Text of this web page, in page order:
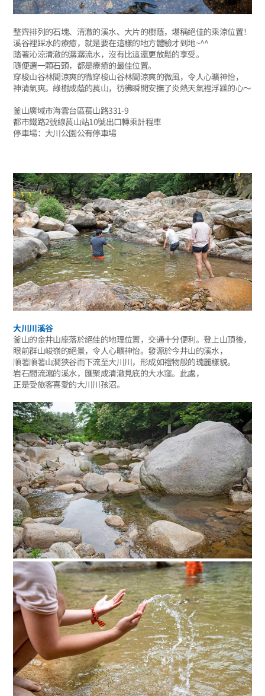
整齊排列的石塊、清澈的溪水、大片的樹蔭，堪稱絕佳的乘涼位置！
溪谷裡踩水的療癒，就是要在這樣的地方體驗才到地~^^
踏著沁涼清澈的潺潺流水，沒有比這還更放鬆的享受。
隨便選一顆石頭，都是療癒的最佳位置。
穿梭山谷林間涼爽的微穿梭山谷林間涼爽的微風，令人心曠神怡，
神清氣爽。綠樹成蔭的萇山，彷彿瞬間安撫了炎熱天氣裡浮躁的心～
釜山廣域市海雲台區萇山路331-9
都市鐵路2號線萇山站10號出口轉乘計程車
停車場：大川公園公有停車場
大川川溪谷
釜山的金井山座落於絕佳的地理位置，交通十分便利。登上山頂後，
眼前群山峻嶺的絕景，令人心曠神怡。發源於今井山的溪水，
順著順著山澗狹谷而下流至大川川，形成如禮物般的瑰麗樣貌。
岩石間流瀉的溪水，匯聚成清澈見底的大水窪。此處，
正是受旅客喜愛的大川川孩沼。